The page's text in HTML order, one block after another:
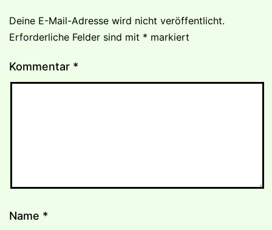
Deine E-Mail-Adresse wird nicht veröffentlicht.
Erforderliche Felder sind mit * markiert
Kommentar *
Name *